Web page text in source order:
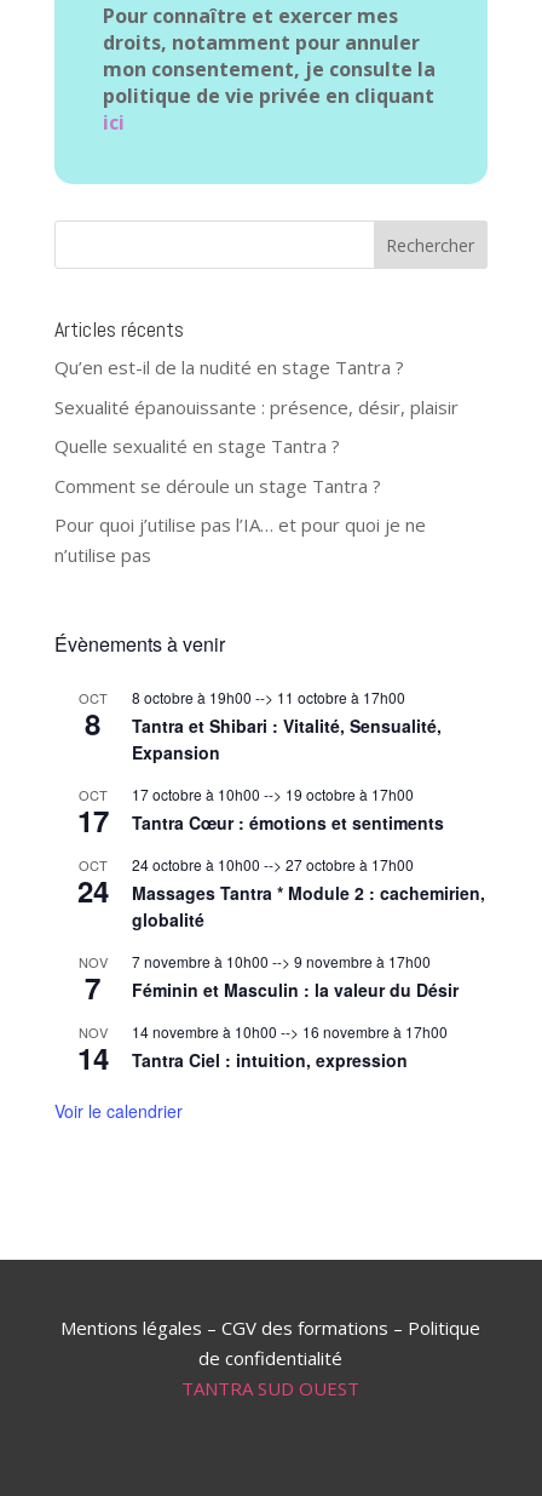
Pour connaître et exercer mes
droits, notamment pour annuler
mon consentement, je consulte la
politique de vie privée en cliquant
ici
Articles récents
Qu’en est-il de la nudité en stage Tantra ?
Sexualité épanouissante : présence, désir, plaisir
Quelle sexualité en stage Tantra ?
Comment se déroule un stage Tantra ?
Pour quoi j’utilise pas l’IA… et pour quoi je ne
n’utilise pas
Évènements à venir
OCT
8
8 octobre à 19h00 --> 11 octobre à 17h00
Tantra et Shibari : Vitalité, Sensualité,
Expansion
OCT
17
17 octobre à 10h00 --> 19 octobre à 17h00
Tantra Cœur : émotions et sentiments
OCT
24
24 octobre à 10h00 --> 27 octobre à 17h00
Massages Tantra * Module 2 : cachemirien,
globalité
NOV
7
7 novembre à 10h00 --> 9 novembre à 17h00
Féminin et Masculin : la valeur du Désir
NOV
14
14 novembre à 10h00 --> 16 novembre à 17h00
Tantra Ciel : intuition, expression
Voir le calendrier
Mentions légales –CGV des formations – Politique
de confidentialité
TANTRA SUD OUEST